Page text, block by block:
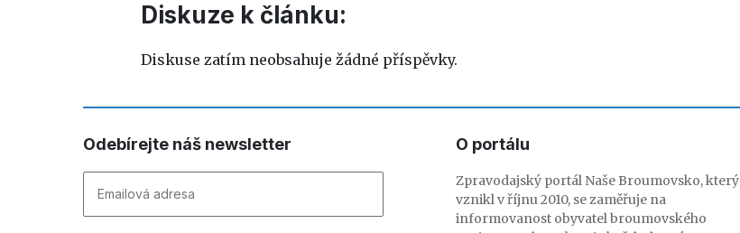
Diskuze k článku:
Diskuse zatím neobsahuje žádné příspěvky.
Odebírejte náš newsletter O portálu
Zpravodajský portál Naše Broumovsko, který
vznikl v říjnu 2010, se zaměřuje na
informovanost obyvatel broumovského